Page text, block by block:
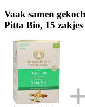
Vaak samen
Pitta Bio, 15 zakjes